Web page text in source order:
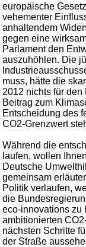
europäische
vehementer
anhaltendem
gegen eine
Parlament den
auszuhöhlen. Die
muss, hätte die
2012 nichts für
Beitrag zum
Entscheidung des
CO2-Grenzwert
Während die
laufen, wollen
Deutsche
gemeinsam
Politik verlaufen,
die
eco-innovations zu
ambitionierten
nächsten Schritte
der Straße